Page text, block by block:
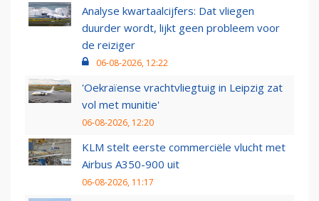
Analyse kwartaalcijfers: Dat vliegen
duurder wordt, lijkt geen probleem voor
de reiziger
06-08-2026, 12:22
'Oekraïense vrachtvliegtuig in Leipzig zat
vol met munitie'
06-08-2026, 12:20
KLM stelt eerste commerciële vlucht met
Airbus A350-900 uit
06-08-2026, 11:17